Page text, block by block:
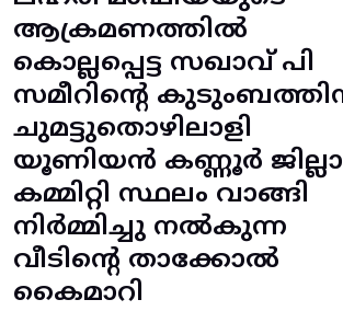
ആക്രമണത്തിൽ
കൊല്ലപ്പെട്ട സഖാവ് പി
സമീറിന്റെ
ചുമട്ടുതൊഴിലാളി
യൂണിയൻ കണ്ണൂർ ജില്ലാ
കമ്മിറ്റി സ്ഥലം വാങ്ങി
നിർമ്മിച്ചു നൽകുന്ന
വീടിന്റെ താക്കോൽ
കൈമാറി